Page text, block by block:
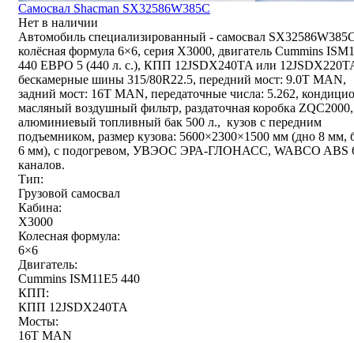
Самосвал Shacman SX32586W385C
Нет в наличии
Автомобиль специализированный - самосвал
колёсная формула 6×6, серия X3000, двигатель Cummins
440 ЕВРО 5 (440 л. с.), КПП 12JSDX240TA или
бескамерные шины 315/80R22.5, передний мост: 9.0T MAN,
задний мост: 16T MAN, передаточные числа: 5.262,
масляный воздушный фильтр, раздаточная коробка ZQC2000,
алюминиевый топливный бак 500 л., кузов с передним
подъемником, размер кузова: 5600×2300×1500 мм (дно 8 мм,
6 мм), с подогревом, УВЭОС ЭРА-ГЛОНАСС, WABCO ABS
каналов.
Тип:
Грузовой самосвал
Кабина:
X3000
Колесная формула:
6×6
Двигатель:
Cummins ISM11E5 440
КПП:
КПП 12JSDX240TA
Мосты:
16T MAN